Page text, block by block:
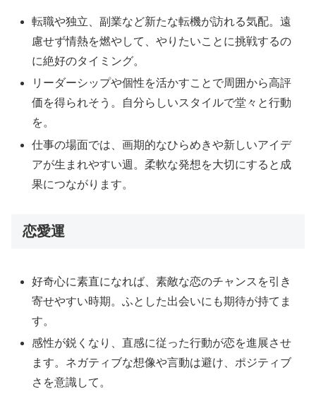
転職や独立、副業など新たな転機が訪れる気配。遠
慮せず情熱を燃やして、やりたいことに挑戦するの
に絶好のタイミング。
リーダーシップや個性を活かすことで周囲から高評
価を得られそう。自分らしいスタイルで堂々と行動
を。
仕事の場面では、画期的なひらめきや新しいアイデ
アが生まれやすい週。柔軟な発想を大切にすると成
果につながります。
恋愛運
好奇心に素直になれば、素敵な恋のチャンスを引き
寄せやすい時期。ふとした出会いにも期待が持てま
す。
感性が鋭くなり、直感に従った行動が恋を進展させ
ます。ネガティブな想像や言動は避け、ポジティブ
さを意識して。